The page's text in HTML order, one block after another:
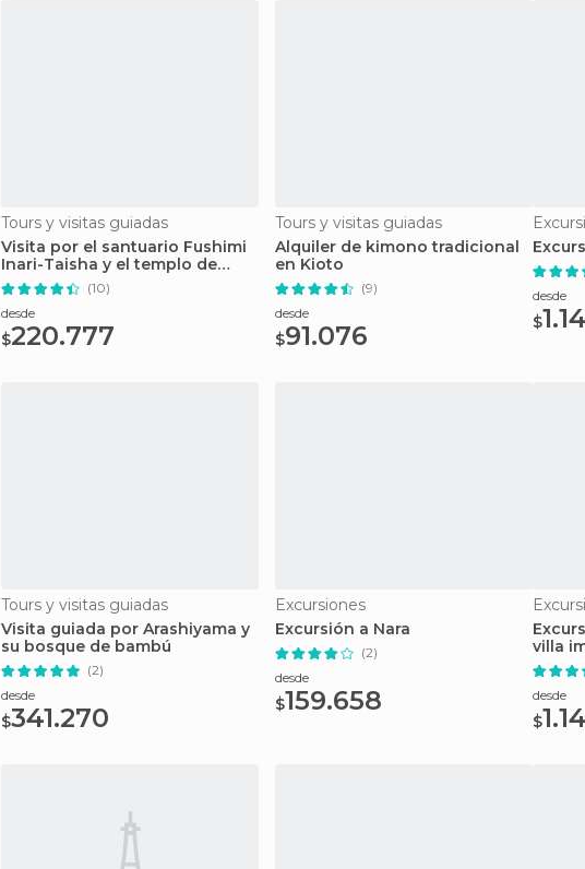
Tours y visitas guiadas
Visita por el santuario Fushimi
Inari-Taisha y el templo de
Kiyomizu-dera
(10)
desde
$220.777
Tours y visitas guiadas
Alquiler de kimono tradicional
en Kioto
(9)
desde
$91.076
desde
$
Tours y visitas guiadas
Visita guiada por Arashiyama y
su bosque de bambú
(2)
desde
$341.270
Excursiones
Excursión a Nara
(2)
desde
$159.658
villa
desde
$